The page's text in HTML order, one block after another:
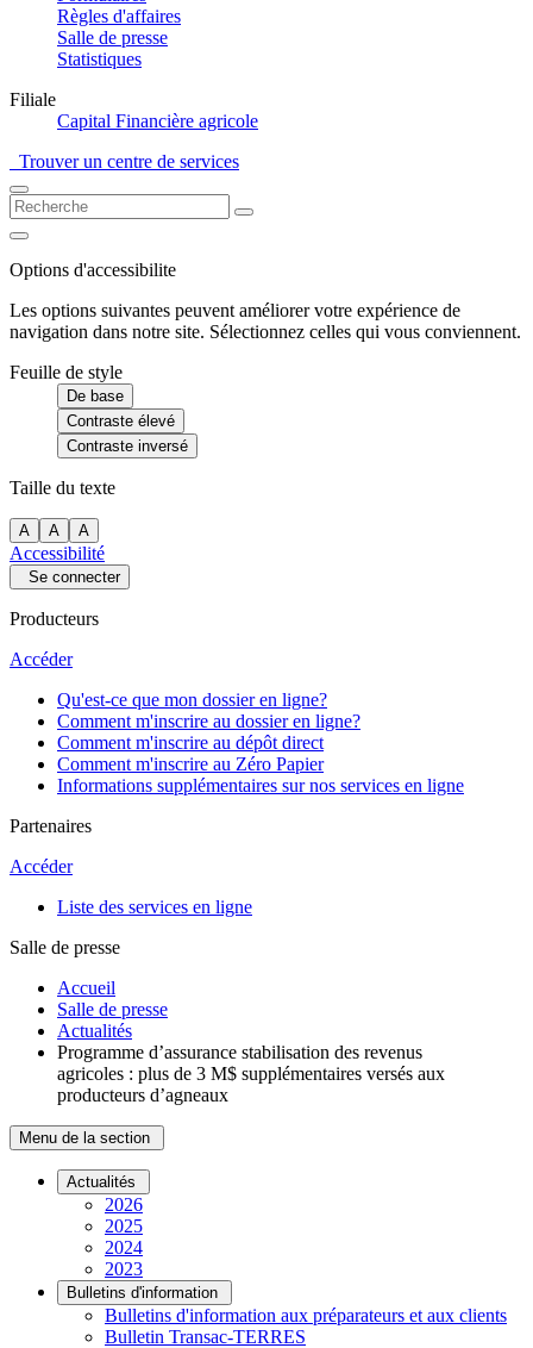
Règles d'affaires
Salle de presse
Statistiques
Filiale
Capital Financière agricole
Trouver un centre de services
Options d'accessibilite
Les options suivantes peuvent améliorer votre expérience de
navigation dans notre site. Sélectionnez celles qui vous conviennent.
Feuille de style
De base
Contraste élevé
Contraste inversé
Taille du texte
A A A
Accessibilité
Se connecter
Producteurs
Accéder
Qu'est-ce que mon dossier en ligne?
Comment m'inscrire au dossier en ligne?
Comment m'inscrire au dépôt direct
Comment m'inscrire au Zéro Papier
Informations supplémentaires sur nos services en ligne
Partenaires
Accéder
Liste des services en ligne
Salle de presse
Accueil
Salle de presse
Actualités
Programme d’assurance stabilisation des revenus
agricoles : plus de 3 M$ supplémentaires versés aux
producteurs d’agneaux
Menu de la section
Actualités
2026
2025
2024
2023
Bulletins d'information
Bulletins d'information aux préparateurs et aux clients
Bulletin Transac-TERRES